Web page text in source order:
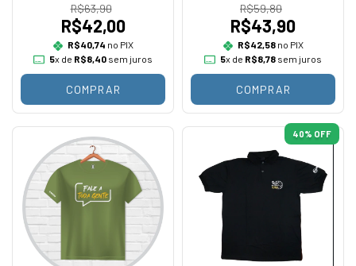
R$63,90
R$42,00
R$40,74 no PIX
5x de R$8,40sem juros
COMPRAR
R$59,80
R$43,90
R$42,58no PIX
5x de R$8,78sem juros
COMPRAR
40% OFF